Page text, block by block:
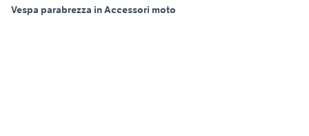
Vespa parabrezza in Accessori moto